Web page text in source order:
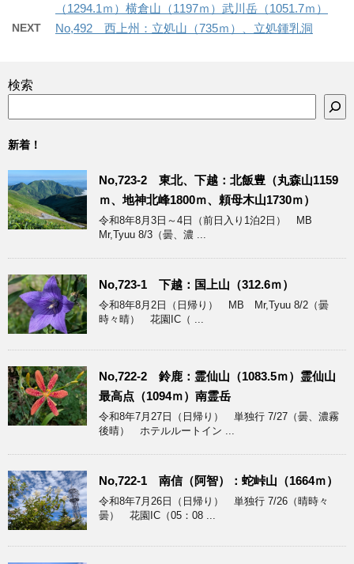
（1294.1ｍ）横倉山（1197ｍ）武川岳（1051.7ｍ）
NEXT No,492 西上州：立処山（735ｍ）、立処鍾乳洞
検索
新着！
No,723-2 東北、下越：北飯豊（丸森山1159
ｍ、地神北峰1800ｍ、頼母木山1730ｍ）
令和8年8月3日～4日（前日入り1泊2日） MB
Mr,Tyuu 8/3（曇、濃 ...
No,723-1 下越：国上山（312.6ｍ）
令和8年8月2日（日帰り） MB Mr,Tyuu 8/2（曇
時々晴） 花園IC（ ...
No,722-2 鈴鹿：霊仙山（1083.5ｍ）霊仙山
最高点（1094ｍ）南霊岳
令和8年7月27日（日帰り） 単独行 7/27（曇、濃霧
後晴） ホテルルートイン ...
No,722-1 南信（阿智）：蛇峠山（1664ｍ）
令和8年7月26日（日帰り） 単独行 7/26（晴時々
曇） 花園IC（05：08 ...